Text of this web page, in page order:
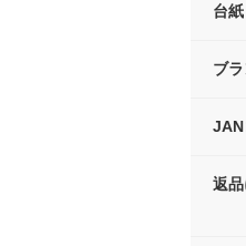
台紙
ブ
JAN
返